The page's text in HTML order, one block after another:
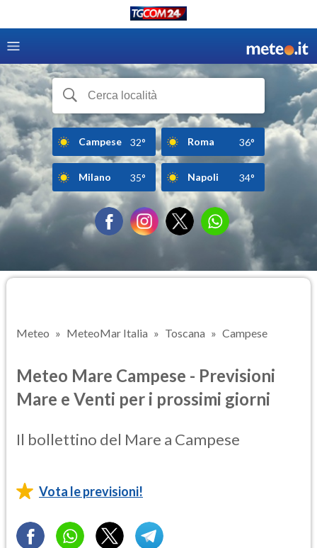
Campese 32° Roma 36°
Milano 35° Napoli 34°
Meteo MeteoMar Italia Toscana Campese
Meteo Mare Campese - Previsioni
Mare e Venti per i prossimi giorni
Il bollettino del Mare a Campese
Vota le previsioni!